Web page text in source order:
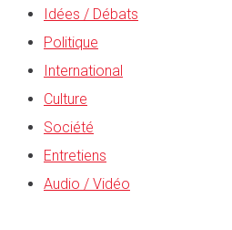
Idées / Débats
Politique
International
Culture
Société
Entretiens
Audio / Vidéo